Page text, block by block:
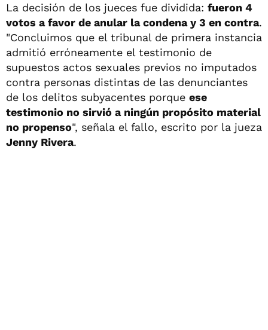
La decisión de los jueces fue dividida: fueron 4
votos a favor de anular la condena y 3 en contra.
"Concluimos que el tribunal de primera instancia
admitió erróneamente el testimonio de
supuestos actos sexuales previos no imputados
contra personas distintas de las denunciantes
de los delitos subyacentes porque ese
testimonio no sirvió a ningún propósito material
no propenso", señala el fallo, escrito por la jueza
Jenny Rivera.